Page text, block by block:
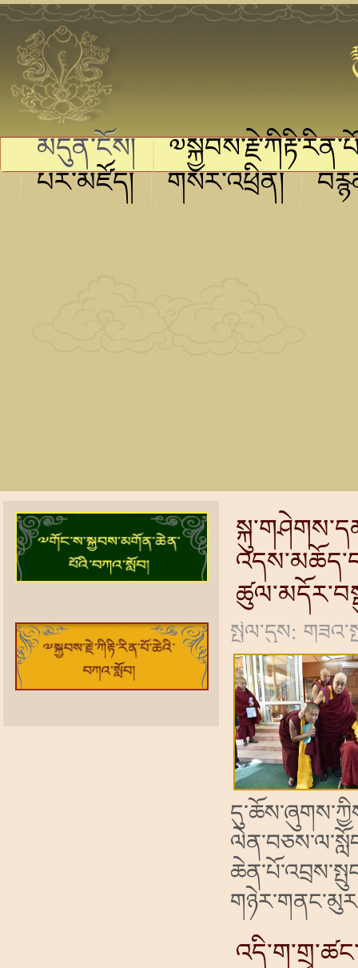
མདུན་ངོས།
པར་མཛོད།
གསར་འཕྲིན།
སྤེལ་དུས: